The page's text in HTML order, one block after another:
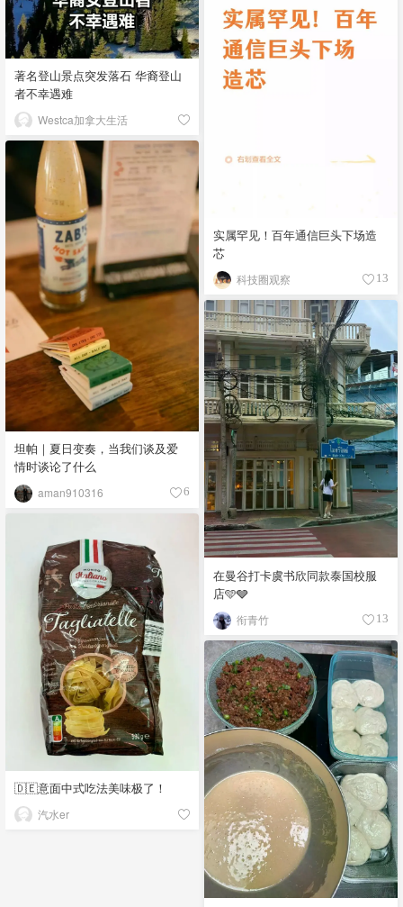
著名登山景点突发落石 华裔登山
者不幸遇难
Westca加拿大生活
实属罕见！百年通信巨头下场造
芯
科技圈观察 13
坦帕｜夏日变奏，当我们谈及爱
情时谈论了什么
aman910316 6
在曼谷打卡虞书欣同款泰国校服
店🩵🩶
衔青竹 13
🇩🇪意面中式吃法美味极了！
汽水er